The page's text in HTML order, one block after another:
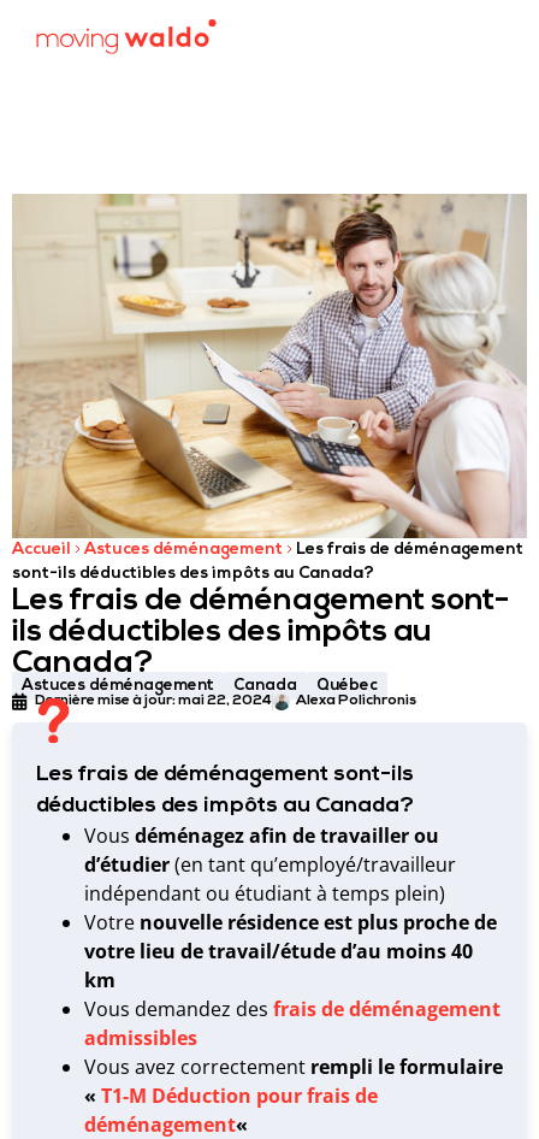
Accueil Astuces déménagement
Les frais de déménagement
sont-ils déductibles des impôts au Canada?
Les frais de déménagement sont-
ils déductibles des impôts au
Canada?
Astuces déménagement Canada Québec
Dernière mise à jour:mai 22, 2024 Alexa Polichronis
Les frais de déménagement sont-ils
déductibles des impôts au Canada?
Vous déménagez afin de travailler ou
d’étudier(en tant qu’employé/travailleur
indépendant ou étudiant à temps plein)
Votre nouvelle résidence est plus proche de
votre lieu de travail/étude d’au moins 40
km
Vous demandez des frais de déménagement
admissibles
Vous avez correctement rempli le formulaire
« T1-M Déduction pour frais de
déménagement«